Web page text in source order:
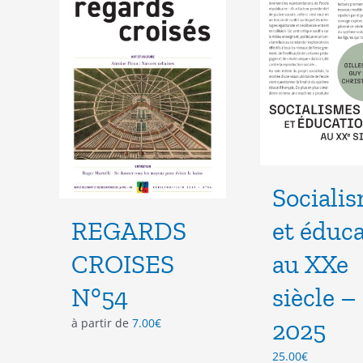
peuvent
être
choisies
sur
la
page
du
produit
être
sur
la
page
du
REGARDS
CROISES
N°54
à partir de 7.00€
et
au XXe
siècle –
2025
25.00€